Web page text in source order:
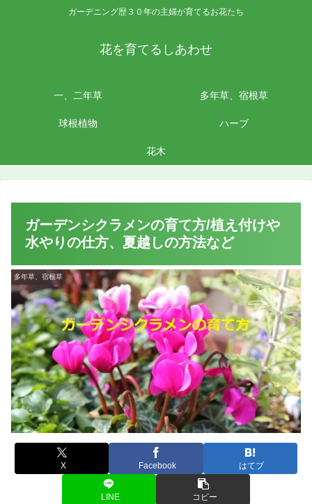
ガーデニング歴３０年の主婦が育てるお花たち
花を育てるしあわせ
一、二年草 多年草、宿根草
球根植物 ハーブ
花木
ガーデンシクラメンの育て方/植え付けや
水やりの仕方、夏越しの方法など
多年草、宿根草
X Facebook はてブ
LINE コピー